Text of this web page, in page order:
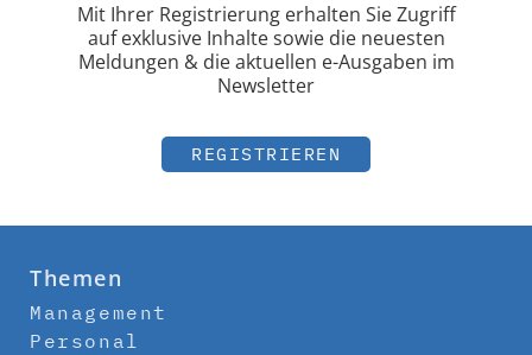
Mit Ihrer Registrierung erhalten Sie Zugriff
auf exklusive Inhalte sowie die neuesten
Meldungen & die aktuellen e-Ausgaben im
Newsletter
REGISTRIEREN
Themen
Management
Personal